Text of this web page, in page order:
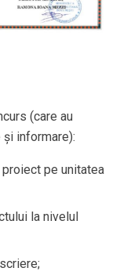
(care au
informare):
pe unitatea
la nivelul